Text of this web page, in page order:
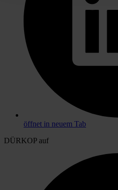
öffnet in neuem Tab
DÜRKOP auf